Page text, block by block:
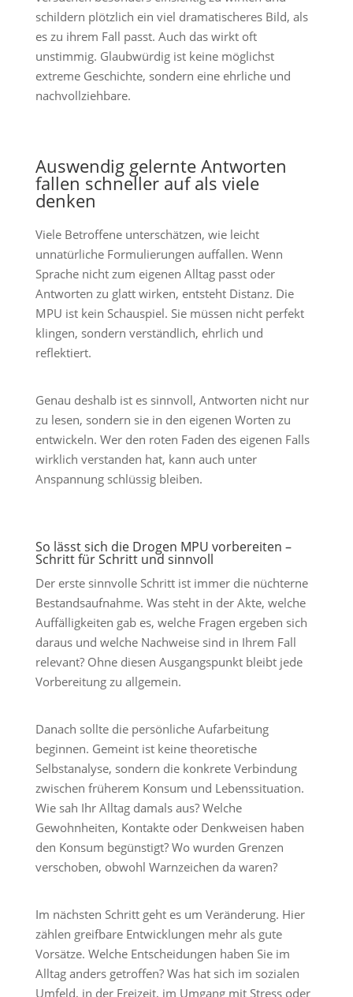
schildern plötzlich ein viel dramatischeres Bild, als
es zu ihrem Fall passt. Auch das wirkt oft
unstimmig. Glaubwürdig ist keine möglichst
extreme Geschichte, sondern eine ehrliche und
nachvollziehbare.
Auswendig gelernte Antworten
fallen schneller auf als viele
denken
Viele Betroffene unterschätzen, wie leicht
unnatürliche Formulierungen auffallen. Wenn
Sprache nicht zum eigenen Alltag passt oder
Antworten zu glatt wirken, entsteht Distanz. Die
MPU ist kein Schauspiel. Sie müssen nicht perfekt
klingen, sondern verständlich, ehrlich und
reflektiert.
Genau deshalb ist es sinnvoll, Antworten nicht nur
zu lesen, sondern sie in den eigenen Worten zu
entwickeln. Wer den roten Faden des eigenen Falls
wirklich verstanden hat, kann auch unter
Anspannung schlüssig bleiben.
So lässt sich die Drogen MPU vorbereiten –
Schritt für Schritt und sinnvoll
Der erste sinnvolle Schritt ist immer die nüchterne
Bestandsaufnahme. Was steht in der Akte, welche
Auffälligkeiten gab es, welche Fragen ergeben sich
daraus und welche Nachweise sind in Ihrem Fall
relevant? Ohne diesen Ausgangspunkt bleibt jede
Vorbereitung zu allgemein.
Danach sollte die persönliche Aufarbeitung
beginnen. Gemeint ist keine theoretische
Selbstanalyse, sondern die konkrete Verbindung
zwischen früherem Konsum und Lebenssituation.
Wie sah Ihr Alltag damals aus? Welche
Gewohnheiten, Kontakte oder Denkweisen haben
den Konsum begünstigt? Wo wurden Grenzen
verschoben, obwohl Warnzeichen da waren?
Im nächsten Schritt geht es um Veränderung. Hier
zählen greifbare Entwicklungen mehr als gute
Vorsätze. Welche Entscheidungen haben Sie im
Alltag anders getroffen? Was hat sich im sozialen
Umfeld, in der Freizeit, im Umgang mit Stress oder